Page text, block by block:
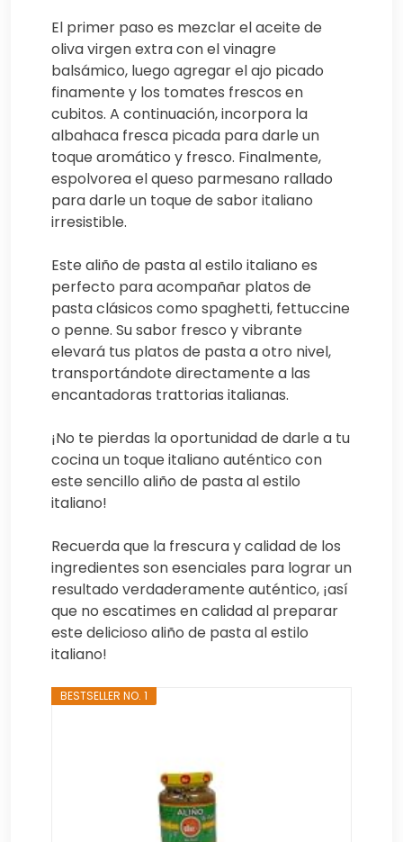
El primer paso es mezclar el aceite de
oliva virgen extra con el vinagre
balsámico, luego agregar el ajo picado
finamente y los tomates frescos en
cubitos. A continuación, incorpora la
albahaca fresca picada para darle un
toque aromático y fresco. Finalmente,
espolvorea el queso parmesano rallado
para darle un toque de sabor italiano
irresistible.
Este aliño de pasta al estilo italiano es
perfecto para acompañar platos de
pasta clásicos como spaghetti, fettuccine
o penne. Su sabor fresco y vibrante
elevará tus platos de pasta a otro nivel,
transportándote directamente a las
encantadoras trattorias italianas.
¡No te pierdas la oportunidad de darle a tu
cocina un toque italiano auténtico con
este sencillo aliño de pasta al estilo
italiano!
Recuerda que la frescura y calidad de los
ingredientes son esenciales para lograr un
resultado verdaderamente auténtico, ¡así
que no escatimes en calidad al preparar
este delicioso aliño de pasta al estilo
italiano!
BESTSELLER NO. 1